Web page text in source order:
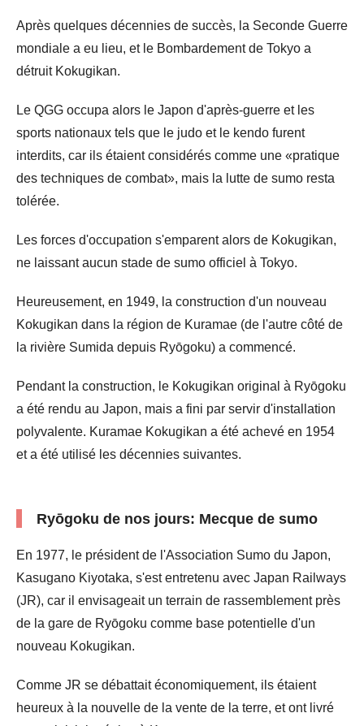
Après quelques décennies de succès, la Seconde Guerre
mondiale a eu lieu, et le Bombardement de Tokyo a
détruit Kokugikan.
Le QGG occupa alors le Japon d'après-guerre et les
sports nationaux tels que le judo et le kendo furent
interdits, car ils étaient considérés comme une «pratique
des techniques de combat», mais la lutte de sumo resta
tolérée.
Les forces d'occupation s'emparent alors de Kokugikan,
ne laissant aucun stade de sumo officiel à Tokyo.
Heureusement, en 1949, la construction d'un nouveau
Kokugikan dans la région de Kuramae (de l'autre côté de
la rivière Sumida depuis Ryōgoku) a commencé.
Pendant la construction, le Kokugikan original à Ryōgoku
a été rendu au Japon, mais a fini par servir d'installation
polyvalente. Kuramae Kokugikan a été achevé en 1954
et a été utilisé les décennies suivantes.
Ryōgoku de nos jours: Mecque de sumo
En 1977, le président de l'Association Sumo du Japon,
Kasugano Kiyotaka, s'est entretenu avec Japan Railways
(JR), car il envisageait un terrain de rassemblement près
de la gare de Ryōgoku comme base potentielle d'un
nouveau Kokugikan.
Comme JR se débattait économiquement, ils étaient
heureux à la nouvelle de la vente de la terre, et ont livré